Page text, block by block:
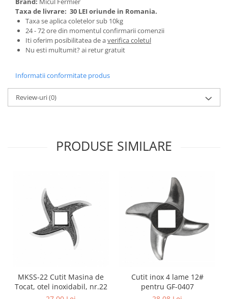
Tractoraș de tuns gazonul
Zootehnie
Incubatoare, oparitoare si
deplumatoare
Echipamente pentru animale
Piese si accesorii aparate de tuns
animale
Tarcuri animale
Roabe & accesorii
Corturi, Prelate si plase de
Lopeti zapada
Zdrobitoare si teascuri
Zdrobitoare electrice & manuale
Zdrobitoare manuale
Taxa de livrare: 30 LEI oriunde in Romania.
Taxa se aplica coletelor sub 10kg
24 - 72 ore din momentul confirmarii comenzii
Iti oferim posibilitatea de averifica coletul
Nu esti multumit? ai retur gratuit
Informatii conformitate produs
Review-uri(0)
PRODUSE SIMILARE
MKSS-22 Cutit Masina de
Tocat, otel inoxidabil, nr.22
Cutit inox 4 lame 12#
pentru GF-0407